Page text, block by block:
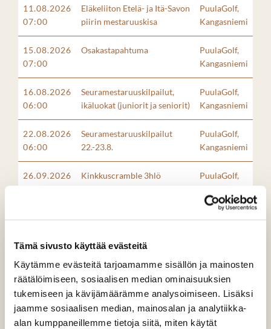
Tämä sivusto käyttää evästeitä
Käytämme evästeitä tarjoamamme sisällön ja mainosten
räätälöimiseen, sosiaalisen median ominaisuuksien
tukemiseen ja kävijämäärämme analysoimiseen. Lisäksi
jaamme sosiaalisen median, mainosalan ja analytiikka-
alan kumppaneillemme tietoja siitä, miten käytät
11.08.2026
07:00
Eläkeliiton Etelä- ja Itä-Savon
piirin mestaruuskisa
PuulaGolf,
Kangasniemi
15.08.2026
07:00
Osakastapahtuma
PuulaGolf,
Kangasniemi
16.08.2026
06:00
Seuramestaruuskilpailut,
ikäluokat (juniorit ja seniorit)
PuulaGolf,
Kangasniemi
22.08.2026
06:00
Seuramestaruuskilpailut
22.-23.8.
PuulaGolf,
Kangasniemi
26.09.2026
Kinkkuscramble 3hlö
PuulaGolf,
Tulevat muut tapahtumat
Aika Nimi Paikka
25.08.2026
Senioreiden
Golf Porrassalmi /